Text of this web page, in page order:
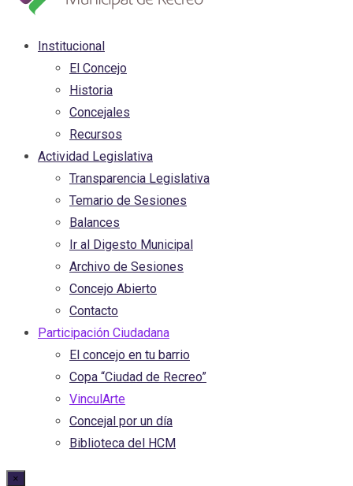
Institucional
El Concejo
Historia
Concejales
Recursos
Actividad Legislativa
Transparencia Legislativa
Temario de Sesiones
Balances
Ir al Digesto Municipal
Archivo de Sesiones
Concejo Abierto
Contacto
Participación Ciudadana
El concejo en tu barrio
Copa “Ciudad de Recreo”
VinculArte
Concejal por un día
Biblioteca del HCM
×